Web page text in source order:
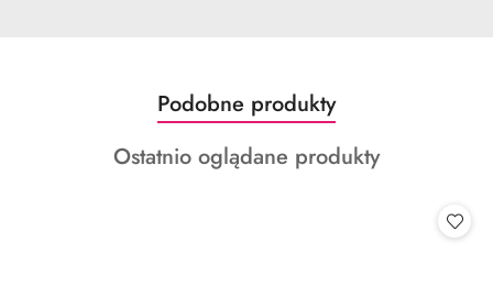
Pomiń karuzelę produktów
Produkty
o
statusie:
Podobne produkty
Produkty
Ostatnio oglądane produkty